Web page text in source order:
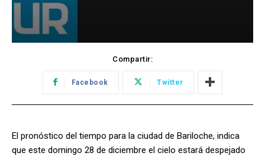
Compartir:
Facebook Twitter
El pronóstico del tiempo para la ciudad de Bariloche, indica
que este domingo 28 de diciembre el cielo estará despejado